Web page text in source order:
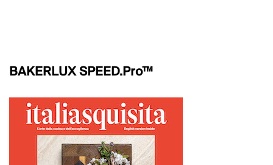
BAKERLUX SPEED.Pro™